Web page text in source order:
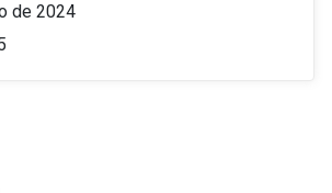
de 2024